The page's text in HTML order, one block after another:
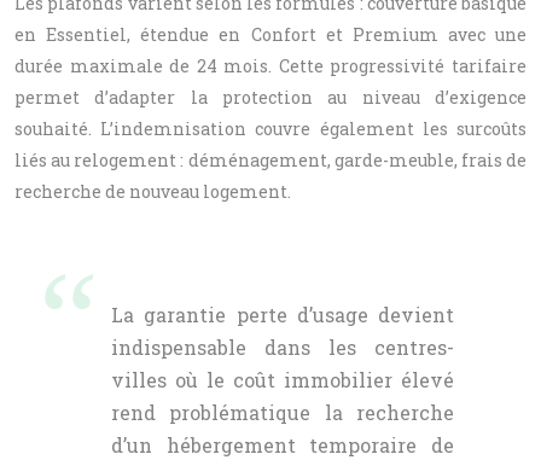
en Essentiel, étendue en Confort et Premium avec une
durée maximale de 24 mois. Cette progressivité tarifaire
permet d’adapter la protection au niveau d’exigence
souhaité. L’indemnisation couvre également les surcoûts
liés au relogement : déménagement, garde-meuble, frais de
recherche de nouveau logement.
La garantie perte d’usage devient
indispensable dans les centres-
villes où le coût immobilier élevé
rend problématique la recherche
d’un hébergement temporaire de